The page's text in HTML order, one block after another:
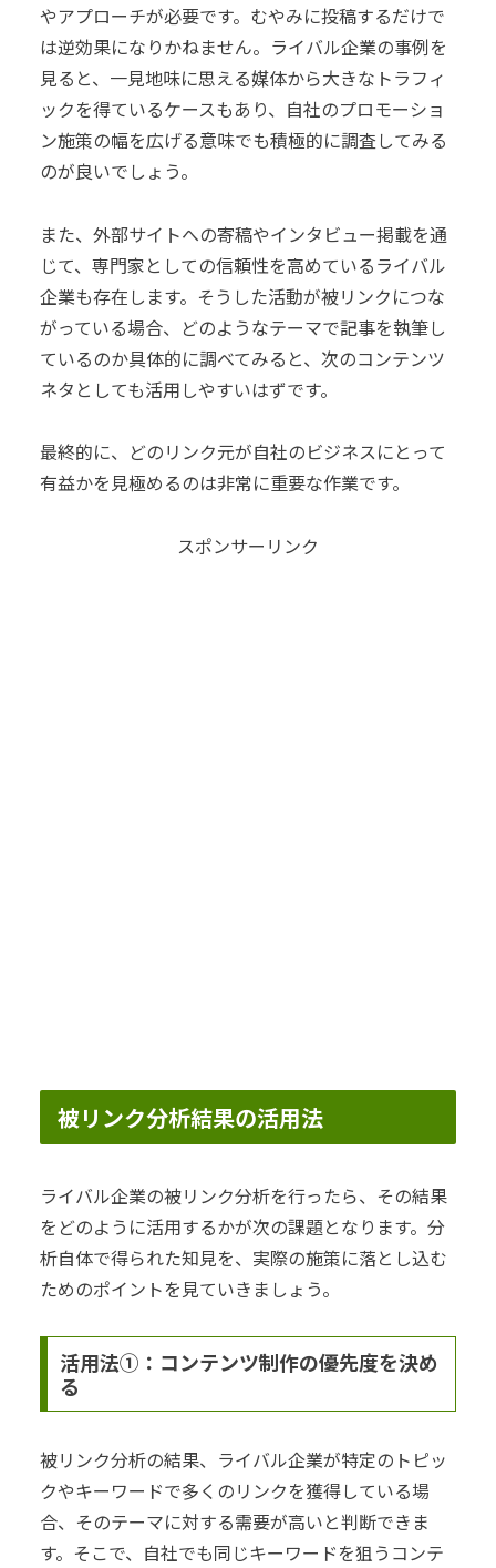
やアプローチが必要です。むやみに投稿するだけで
は逆効果になりかねません。ライバル企業の事例を
見ると、一見地味に思える媒体から大きなトラフィ
ックを得ているケースもあり、自社のプロモーショ
ン施策の幅を広げる意味でも積極的に調査してみる
のが良いでしょう。
また、外部サイトへの寄稿やインタビュー掲載を通
じて、専門家としての信頼性を高めているライバル
企業も存在します。そうした活動が被リンクにつな
がっている場合、どのようなテーマで記事を執筆し
ているのか具体的に調べてみると、次のコンテンツ
ネタとしても活用しやすいはずです。
最終的に、どのリンク元が自社のビジネスにとって
有益かを見極めるのは非常に重要な作業です。
スポンサーリンク
被リンク分析結果の活用法
ライバル企業の被リンク分析を行ったら、その結果
をどのように活用するかが次の課題となります。分
析自体で得られた知見を、実際の施策に落とし込む
ためのポイントを見ていきましょう。
活用法①：コンテンツ制作の優先度を決め
る
被リンク分析の結果、ライバル企業が特定のトピッ
クやキーワードで多くのリンクを獲得している場
合、そのテーマに対する需要が高いと判断できま
す。そこで、自社でも同じキーワードを狙うコンテ